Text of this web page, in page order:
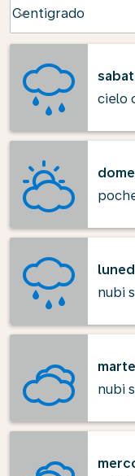
Centigrado
keyboard_arrow_down
cielo
nubi
nubi